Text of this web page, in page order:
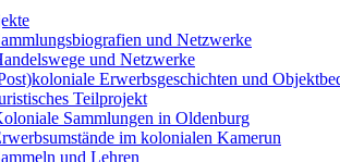
und Netzwerke
und Netzwerke
Erwerbsgeschichten und
Teilprojekt
Sammlungen in Oldenburg
im kolonialen Kamerun
und Lehren